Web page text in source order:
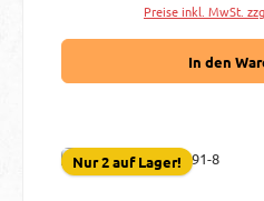
Preise inkl. MwSt.
In den
Nur 2 auf Lager!